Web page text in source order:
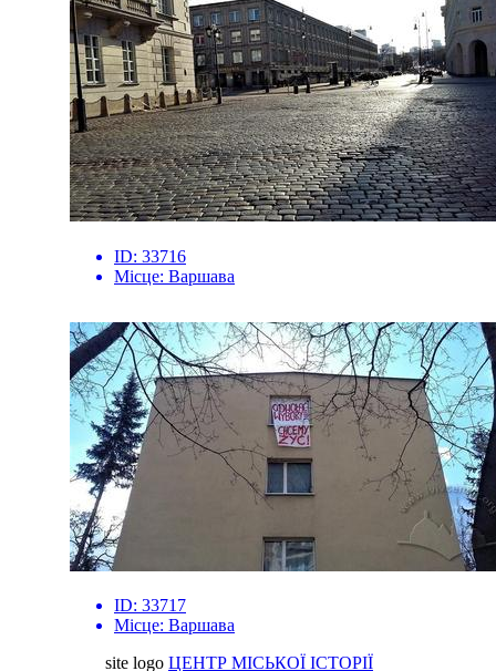
ID: 33716
Місце: Варшава
ID: 33717
Місце: Варшава
site logo ЦЕНТР МІСЬКОЇ ІСТОРІЇ